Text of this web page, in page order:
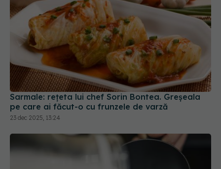
Sarmale: rețeta lui chef Sorin Bontea. Greșeala
pe care ai făcut-o cu frunzele de varză
23 dec 2025, 13:24